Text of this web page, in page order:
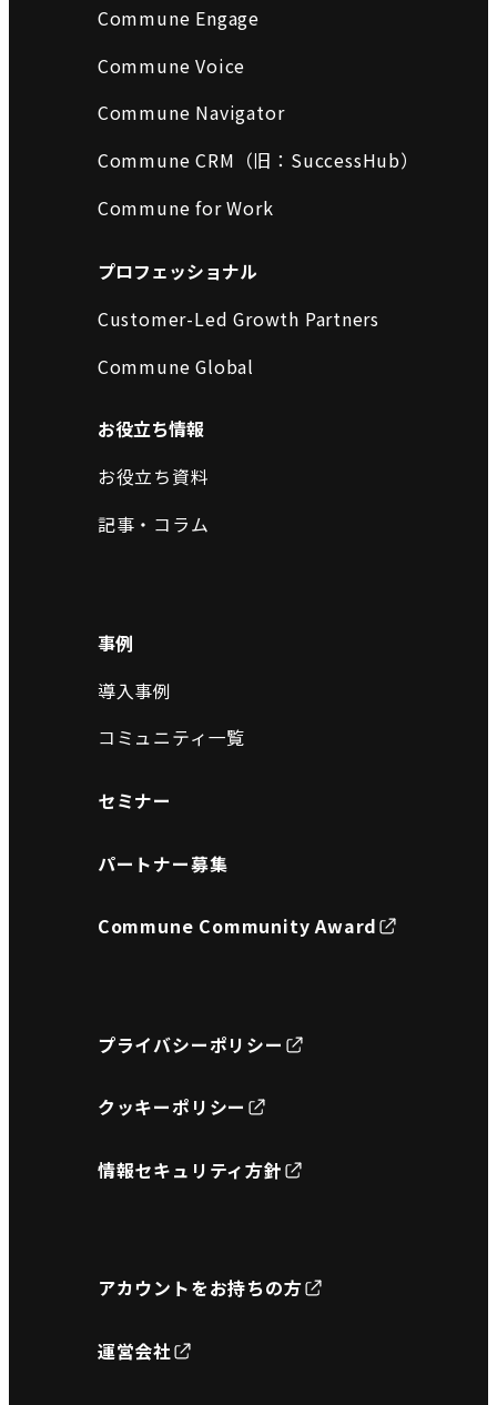
Commune Engage
Commune Voice
Commune Navigator
Commune CRM（旧：SuccessHub）
Commune for Work
プロフェッショナル
Customer-Led Growth Partners
Commune Global
お役立ち情報
お役立ち資料
記事・コラム
事例
導入事例
コミュニティ一覧
セミナー
パートナー募集
Commune Community Award
プライバシーポリシー
クッキーポリシー
情報セキュリティ方針
アカウントをお持ちの方
運営会社